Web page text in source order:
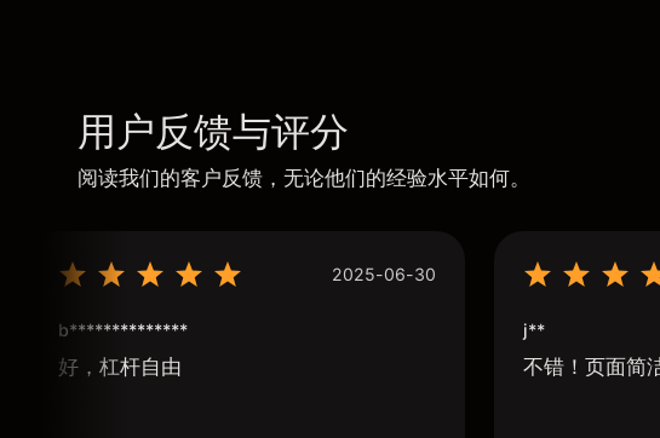
用户反馈与评分
阅读我们的客户反馈，无论他们的经验水平如何。
2025-06-30
b**************
好，杠杆自由
j**
不错！页面简